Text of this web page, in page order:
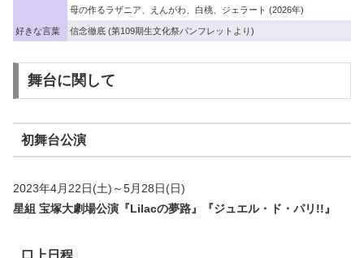
母の作るラザニア、えんがわ、白桃、ジェラート (2026年)
好きな言葉 信念徹底 (第109期生文化祭パンフレットより)
舞台に関して
初舞台公演
2023年4月22日(土)～5月28日(日)
星組 宝塚大劇場公演『Lilacの夢路』『ジュエル・ド・パリ!!』